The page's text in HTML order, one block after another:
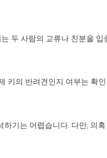
두 사람의 교류나 친분을 입
키의 반려견인지 여부는 확
기는 어렵습니다. 다만, 의혹